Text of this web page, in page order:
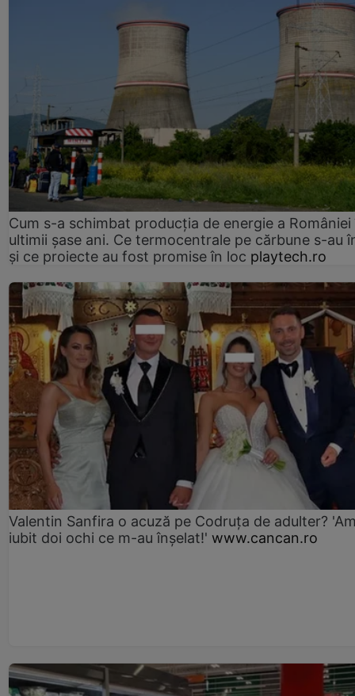
Cum s-a schimbat producția de energie a României
ultimii șase ani. Ce termocentrale pe cărbune s-au
și ce proiecte au fost promise în loc playtech.ro
Valentin Sanfira o acuză pe Codruța de adulter?
iubit doi ochi ce m-au înșelat!' www.cancan.ro